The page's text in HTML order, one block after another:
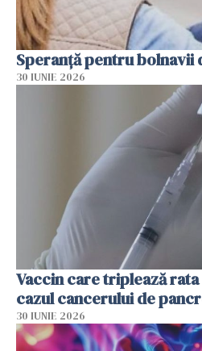
Speranță pentru bolnavii
30 IUNIE 2026
Vaccin care triplează
cazul cancerului de
30 IUNIE 2026